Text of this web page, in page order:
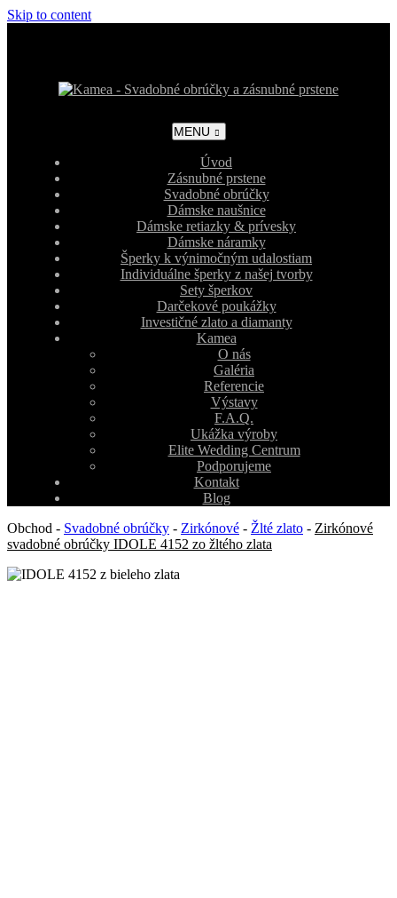
Skip to content
MENU
Úvod
Zásnubné prstene
Svadobné obrúčky
Dámske naušnice
Dámske retiazky & prívesky
Dámske náramky
Šperky k výnimočným udalostiam
Individuálne šperky z našej tvorby
Sety šperkov
Darčekové poukážky
Investičné zlato a diamanty
Kamea
O nás
Galéria
Referencie
Výstavy
F.A.Q.
Ukážka výroby
Elite Wedding Centrum
Podporujeme
Kontakt
Blog
Obchod - Svadobné obrúčky - Zirkónové - Žlté zlato - Zirkónové
svadobné obrúčky IDOLE 4152 zo žltého zlata